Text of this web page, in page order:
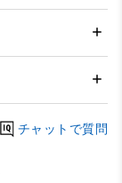
チャットで質問